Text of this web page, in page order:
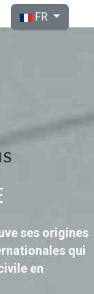
Sélectionnez votre
FR
ses origines
qui
en